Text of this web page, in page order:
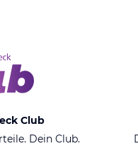
Club
Dein Club.